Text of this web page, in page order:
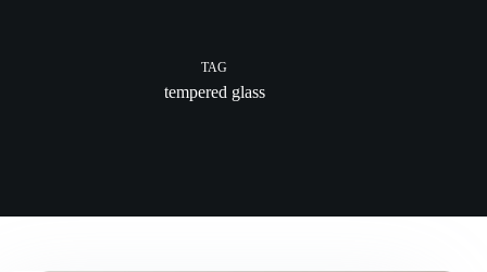
TAG
tempered glass